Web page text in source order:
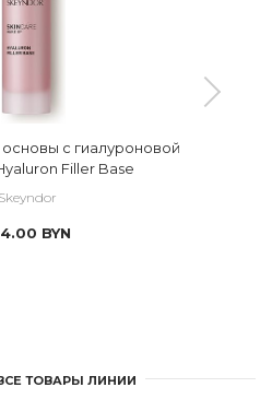
с гиалуроновой
Filler Base
Skeyndor
BYN
ТОВАРЫ ЛИНИИ